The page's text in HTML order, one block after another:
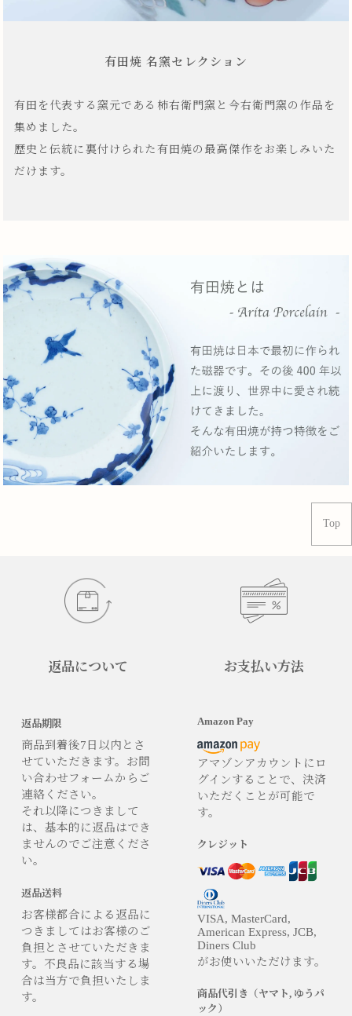
有田焼 名窯セレクション
有田を代表する窯元である柿右衛門窯と今右衛門窯の作品を
集めました。
歴史と伝統に裏付けられた有田焼の最高傑作をお楽しみいた
だけます。
Top
返品について
返品期限
商品到着後7日以内とさ
せていただきます。お問
い合わせフォームからご
連絡ください。
それ以降につきまして
は、基本的に返品はでき
ませんのでご注意くださ
い。
返品送料
お客様都合による返品に
つきましてはお客様のご
負担とさせていただきま
す。不良品に該当する場
合は当方で負担いたしま
す。
お支払い方法
Amazon Pay
アマゾンアカウントにロ
グインすることで、決済
いただくことが可能で
す。
クレジット
VISA, MasterCard,
American Express, JCB,
Diners Club
がお使いいただけます。
商品代引き（ヤマト, ゆうパ
ック）